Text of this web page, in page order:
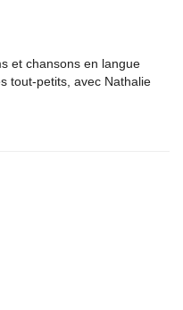
et chansons en langue
tout-petits, avec Nathalie